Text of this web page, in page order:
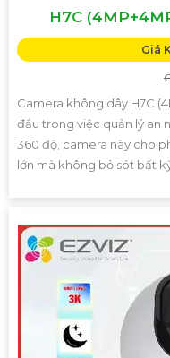
H7C
Giá
Camera không dây H7C
đầu trong việc quản lý an
360 độ, camera này cho
lớn mà không bỏ sót bất